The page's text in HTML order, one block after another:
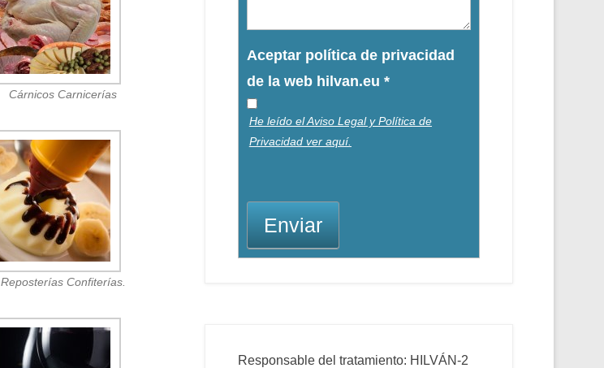
Cárnicos Carnicerías
Reposterías Confiterías.
Aceptar política de privacidad
de la web hilvan.eu *
He leído el Aviso Legal y Política de
Privacidad ver aquí.
Enviar
Responsable del tratamiento: HILVÁN-2